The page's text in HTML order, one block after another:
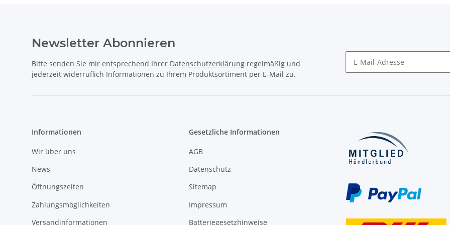
Newsletter Abonnieren
Bitte senden Sie mir entsprechend Ihrer Datenschutzerklärung regelmäßig und
jederzeit widerruflich Informationen zu Ihrem Produktsortiment per E-Mail zu.
Informationen
Wir über uns
News
Öffnungszeiten
Zahlungsmöglichkeiten
Versandinformationen
Gesetzliche Informationen
AGB
Datenschutz
Sitemap
Impressum
Batteriegesetzhinweise